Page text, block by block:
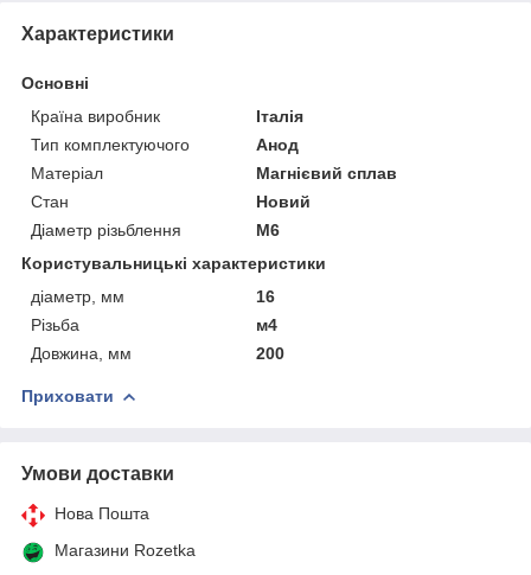
Характеристики
Основні
Країна виробник
Італія
Тип комплектуючого
Анод
Матеріал
Магнієвий сплав
Стан
Новий
Діаметр різьблення
М6
Користувальницькі характеристики
діаметр, мм
16
Різьба
м4
Довжина, мм
200
Приховати
Умови доставки
Нова Пошта
Магазини Rozetka